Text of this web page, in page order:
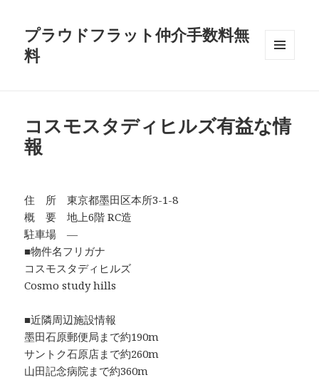
プラウドフラット仲介手数料無
料
コスモスタディヒルズ有益な情
報
住 所 東京都墨田区本所3-1-8
概 要 地上6階 RC造
駐車場 ―
■物件名フリガナ
コスモスタディヒルズ
Cosmo study hills
■近隣周辺施設情報
墨田石原郵便局まで約190m
サントク石原店まで約260m
山田記念病院まで約360m